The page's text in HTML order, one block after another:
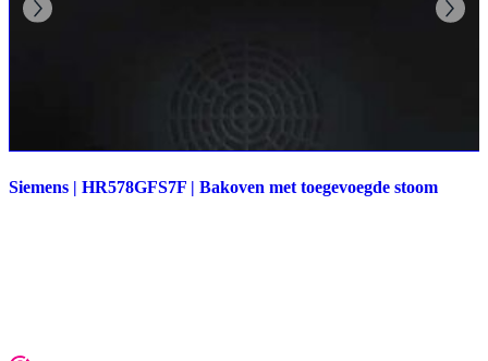
Siemens | HR578GFS7F | Bakoven met toegevoegde stoom